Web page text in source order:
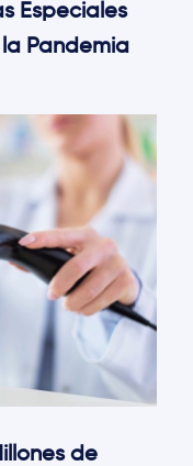
Especiales
Pandemia
de